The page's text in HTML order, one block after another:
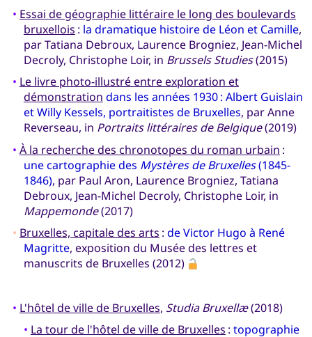
• Essai de géographie littéraire le long des boulevards
bruxellois : la dramatique histoire de Léon et Camille,
par Tatiana Debroux, Laurence Brogniez, Jean-Michel
Decroly, Christophe Loir, in Brussels Studies(2015)
• Le livre photo-illustré entre exploration et
démonstration dans les années 1930 : Albert Guislain
et Willy Kessels, portraitistes de Bruxelles, par Anne
Reverseau, in Portraits littéraires de Belgique(2019)
• À la recherche des chronotopes du roman urbain :
une cartographie des Mystères de Bruxelles(1845-
1846), par Paul Aron, Laurence Brogniez, Tatiana
Debroux, Jean-Michel Decroly, Christophe Loir, in
Mappemonde(2017)
• Bruxelles, capitale des arts : de Victor Hugo à René
Magritte, exposition du Musée des lettres et
manuscrits de Bruxelles (2012)
• L'hôtel de ville de Bruxelles, Studia Bruxellæ(2018)
• La tour de l'hôtel de ville de Bruxelles : topographie